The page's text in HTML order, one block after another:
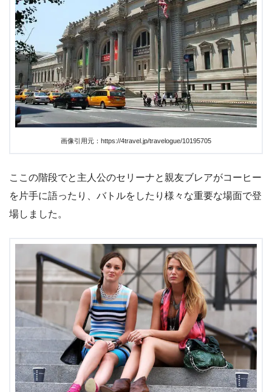
画像引用元：https://4travel.jp/travelogue/10195705
ここの階段でと主人公のセリーナと親友ブレアがコーヒー
を片手に語ったり、バトルをしたり様々な重要な場面で登
場しました。